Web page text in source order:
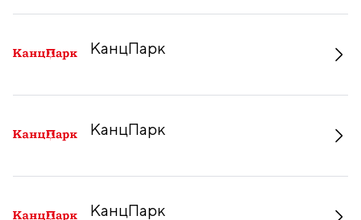
КанцПарк
КанцПарк
КанцПарк